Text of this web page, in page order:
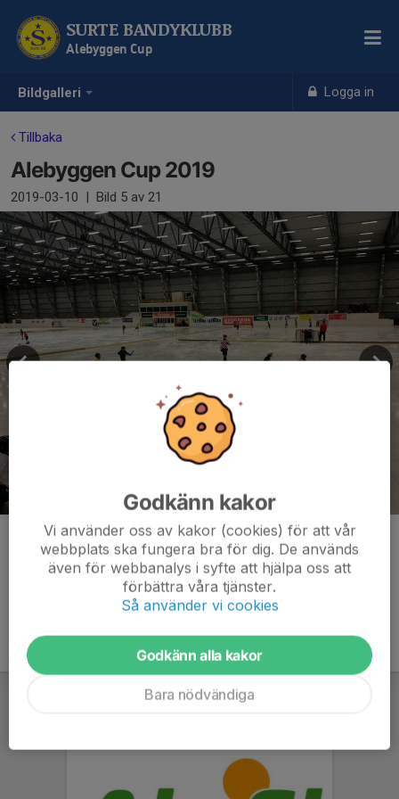
Bildgalleri Logga in
SURTE BANDYKLUBB
Alebyggen Cup
Tillbaka
Alebyggen Cup 2019
2019-03-10 | Bild 5 av 21
Kommentarer
Godkänn kakor
Vi använder oss av kakor (cookies) för att vår
webbplats ska fungera bra för dig. De används
även för webbanalys i syfte att hjälpa oss att
förbättra våra tjänster.
Så använder vi cookies
Godkänn alla kakor
Bara nödvändiga